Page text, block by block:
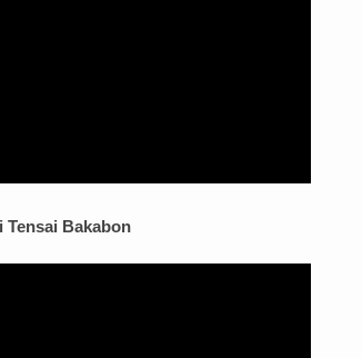
Tensai Bakabon